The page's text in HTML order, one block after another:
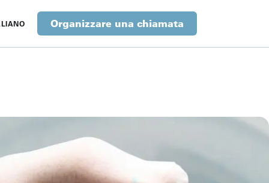
Organizzare una chiamata